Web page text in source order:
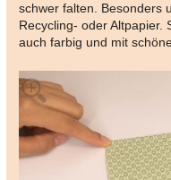
schwer falten. Besonders
Recycling- oder Altpapier.
auch farbig und mit